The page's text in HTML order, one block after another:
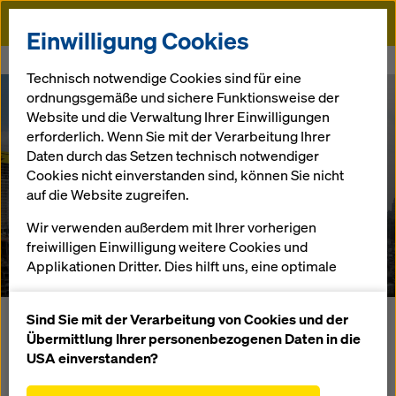
Doka
Referenzen
Ağaoğlu Maslak
Türkei
In Istanbul entsteht seit Oktober 2012 ein groß angelegtes
Infrastruktur-Projekt. Ağaoğlu Maslak 1453 heißt das neue
und ein modernes Urban Entertainment Center mit
Einwilligung Cookies
Technisch notwendige Cookies sind für eine
ordnungsgemäße und sichere Funktionsweise der
Website und die Verwaltung Ihrer Einwilligungen
erforderlich. Wenn Sie mit der Verarbeitung Ihrer
Daten durch das Setzen technisch notwendiger
Cookies nicht einverstanden sind, können Sie nicht
auf die Website zugreifen.
Wir verwenden außerdem mit Ihrer vorherigen
freiwilligen Einwilligung weitere Cookies und
Applikationen Dritter. Dies hilft uns, eine optimale
die Funktionalität unserer Website ständig zu
verbessern (Funktionale und Statistik Cookies),
Sind Sie mit der Verarbeitung von Cookies und der
Übermittlung Ihrer personenbezogenen Daten in die
USA einverstanden?